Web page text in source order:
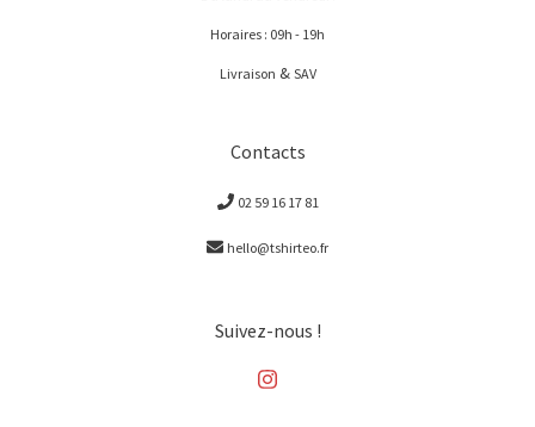
Horaires : 09h - 19h
Livraison & SAV
Contacts
02 59 16 17 81
hello@tshirteo.fr
Suivez-nous !